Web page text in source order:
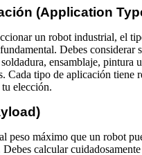
(Application
un robot industrial, el
Debes considerar
ensamblaje, pintura
Cada tipo de aplicación tiene
elección.
peso máximo que un robot
calcular